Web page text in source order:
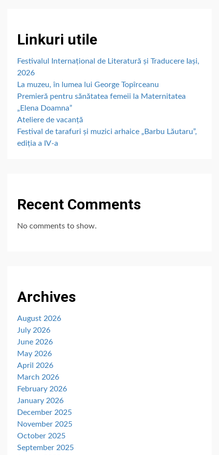
Linkuri utile
Festivalul Internațional de Literatură și Traducere Iași,
2026
La muzeu, în lumea lui George Topîrceanu
Premieră pentru sănătatea femeii la Maternitatea
„Elena Doamna”
Ateliere de vacanță
Festival de tarafuri și muzici arhaice „Barbu Lăutaru”,
ediția a IV-a
Recent Comments
No comments to show.
Archives
August 2026
July 2026
June 2026
May 2026
April 2026
March 2026
February 2026
January 2026
December 2025
November 2025
October 2025
September 2025